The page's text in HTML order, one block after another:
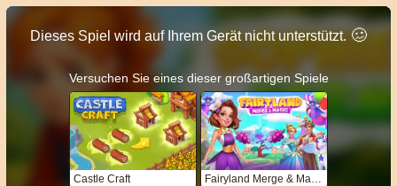
Dieses Spiel wird auf Ihrem Gerät nicht unterstützt. 🥴️
Versuchen Sie eines dieser großartigen Spiele
Castle Craft